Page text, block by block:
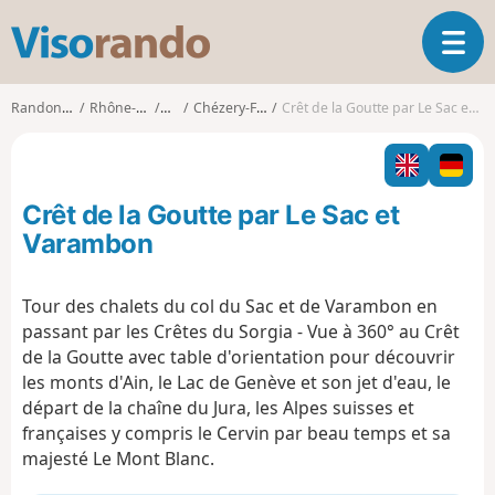
s
o
o
O
u
i
r
l
g
a
Randonnées Rhône-Alpes Ain Chézery-Forens Crêt de la Goutte par Le Sac et Varambon
Crêt de la Goutte par Le Sac et
Varambon
Tour des chalets du col du Sac et de Varambon en
passant par les Crêtes du Sorgia - Vue à 360° au Crêt
de la Goutte avec table d'orientation pour découvrir
les monts d'Ain, le Lac de Genève et son jet d'eau, le
départ de la chaîne du Jura, les Alpes suisses et
françaises y compris le Cervin par beau temps et sa
majesté Le Mont Blanc.